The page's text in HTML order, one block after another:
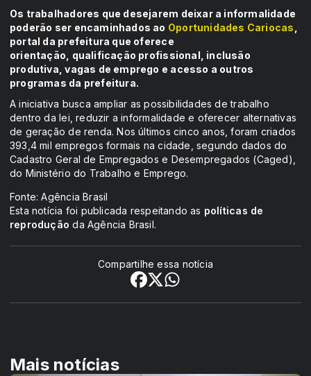
Os trabalhadores que desejarem deixar a informalidade
poderão ser encaminhados ao Oportunidades Cariocas
portal da prefeitura que oferece
orientação, qualificação profissional, inclusão
produtiva, vagas de emprego e acesso a outros
programas da prefeitura.
A iniciativa busca ampliar as possibilidades de trabalho
dentro da lei, reduzir a informalidade e oferecer alternativas
de geração de renda. Nos últimos cinco anos, foram criados
393,4 mil empregos formais na cidade, segundo dados do
Cadastro Geral de Empregados e Desempregados (Caged),
do Ministério do Trabalho e Emprego.
Fonte: Agência Brasil
Esta notícia foi publicada respeitando as políticas de
reprodução da Agência Brasil.
Compartilhe essa notícia
Mais notícias